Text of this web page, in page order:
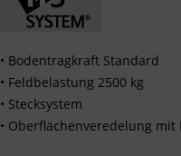
• Bodentragkraft Standard
• Feldbelastung 2500 kg
• Stecksystem
• Oberflächenveredelung